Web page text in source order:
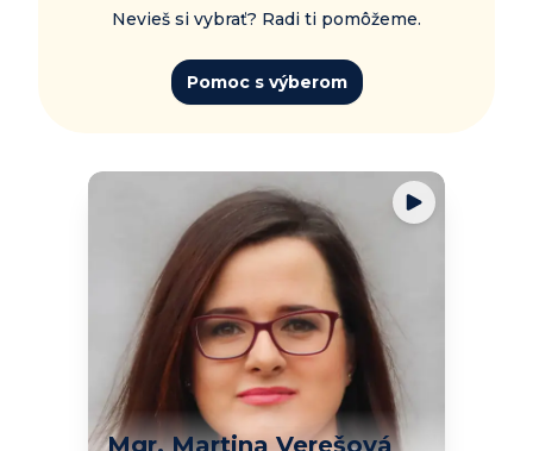
Nevieš si vybrať? Radi ti pomôžeme.
Pomoc s výberom
Mgr. Martina Verešová